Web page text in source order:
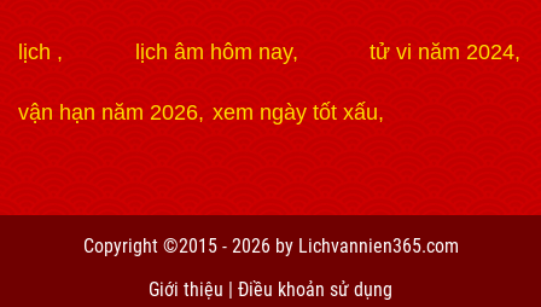
lịch lịch âm hôm nay tử vi năm 2024
vận hạn năm 2026 xem ngày tốt xấu
https://kqbd.ru.com/ xoilac tv xoilac tv 789win jun88
f168 xoilac xoilac gavangtv xoilac xem bóng đá
socolive tv https://sunwin1.bz/
Copyright ©2015 - 2026 by Lichvannien365.com
Giới thiệu | Điều khoản sử dụng